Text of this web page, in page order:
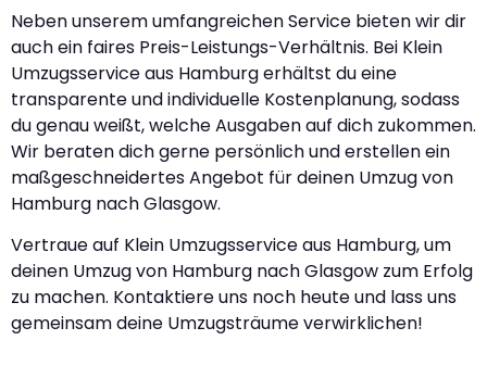
Neben unserem umfangreichen Service bieten wir dir
auch ein faires Preis-Leistungs-Verhältnis. Bei Klein
Umzugsservice aus Hamburg erhältst du eine
transparente und individuelle Kostenplanung, sodass
du genau weißt, welche Ausgaben auf dich zukommen.
Wir beraten dich gerne persönlich und erstellen ein
maßgeschneidertes Angebot für deinen Umzug von
Hamburg nach Glasgow.
Vertraue auf Klein Umzugsservice aus Hamburg, um
deinen Umzug von Hamburg nach Glasgow zum Erfolg
zu machen. Kontaktiere uns noch heute und lass uns
gemeinsam deine Umzugsträume verwirklichen!